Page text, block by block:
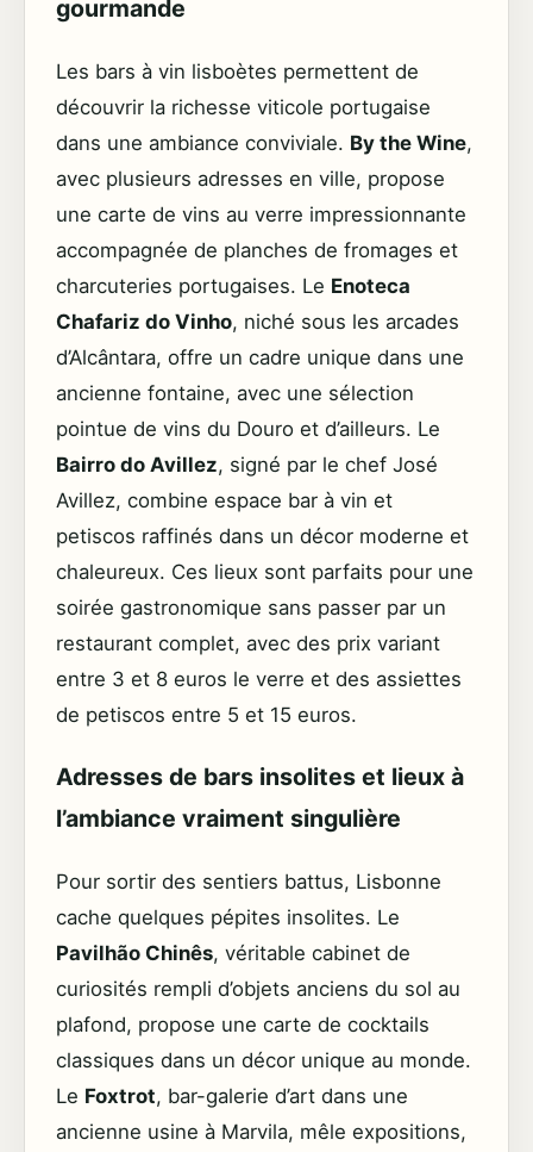
gourmande
Les bars à vin lisboètes permettent de
découvrir la richesse viticole portugaise
dans une ambiance conviviale. By the Wine,
avec plusieurs adresses en ville, propose
une carte de vins au verre impressionnante
accompagnée de planches de fromages et
charcuteries portugaises. Le Enoteca
Chafariz do Vinho, niché sous les arcades
d’Alcântara, offre un cadre unique dans une
ancienne fontaine, avec une sélection
pointue de vins du Douro et d’ailleurs. Le
Bairro do Avillez, signé par le chef José
Avillez, combine espace bar à vin et
petiscos raffinés dans un décor moderne et
chaleureux. Ces lieux sont parfaits pour une
soirée gastronomique sans passer par un
restaurant complet, avec des prix variant
entre 3 et 8 euros le verre et des assiettes
de petiscos entre 5 et 15 euros.
Adresses de bars insolites et lieux à
l’ambiance vraiment singulière
Pour sortir des sentiers battus, Lisbonne
cache quelques pépites insolites. Le
Pavilhão Chinês, véritable cabinet de
curiosités rempli d’objets anciens du sol au
plafond, propose une carte de cocktails
classiques dans un décor unique au monde.
Le Foxtrot, bar-galerie d’art dans une
ancienne usine à Marvila, mêle expositions,